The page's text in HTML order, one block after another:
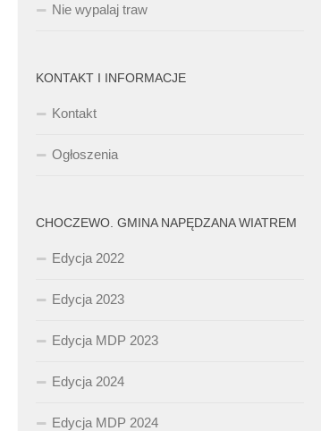
Nie wypalaj traw
KONTAKT I INFORMACJE
Kontakt
Ogłoszenia
CHOCZEWO. GMINA NAPĘDZANA WIATREM
Edycja 2022
Edycja 2023
Edycja MDP 2023
Edycja 2024
Edycja MDP 2024